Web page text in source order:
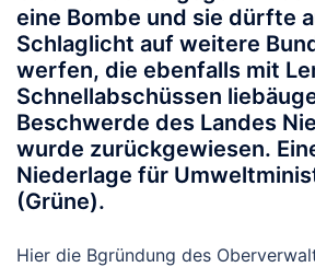
eine Bombe und sie dürfte
Schlaglicht auf weitere
werfen, die ebenfalls mit
Schnellabschüssen
Beschwerde des Landes
wurde zurückgewiesen.
Niederlage für
(Grüne).
Hier die Bgründung des